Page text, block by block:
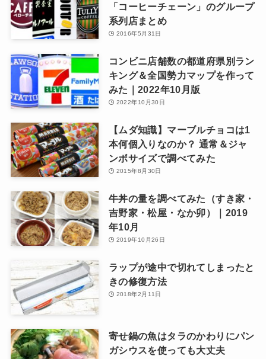
「コーヒーチェーン」のグループ
系列店まとめ
2016年5月31日
コンビニ店舗数の都道府県別ラン
キング＆全国勢力マップを作って
みた｜2022年10月版
2022年10月30日
【ムダ知識】マーブルチョコは1
本何個入りなのか？ 通常＆ジャ
ンボサイズで調べてみた
2015年8月30日
牛丼の量を調べてみた（すき家・
吉野家・松屋・なか卯）｜2019
年10月
2019年10月26日
ラップが途中で切れてしまったと
きの修復方法
2018年2月11日
寄せ鍋の魚はタラのかわりにパン
ガシウスを使っても大丈夫